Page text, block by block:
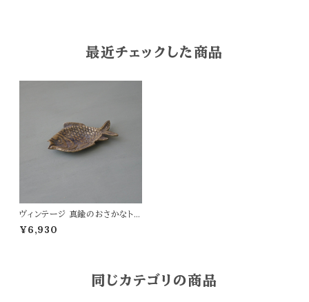
最近チェックした商品
ヴィンテージ 真鍮のおさかなトレ
イ
¥6,930
同じカテゴリの商品